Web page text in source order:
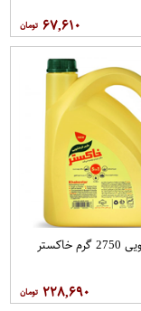
۶۷,۶۱۰
۲۲۸,۶۹۰